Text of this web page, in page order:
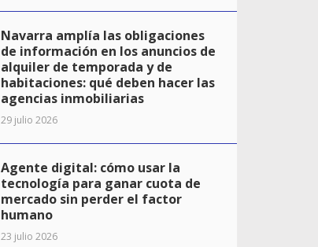
Navarra amplía las obligaciones
de información en los anuncios de
alquiler de temporada y de
habitaciones: qué deben hacer las
agencias inmobiliarias
29 julio 2026
Agente digital: cómo usar la
tecnología para ganar cuota de
mercado sin perder el factor
humano
23 julio 2026